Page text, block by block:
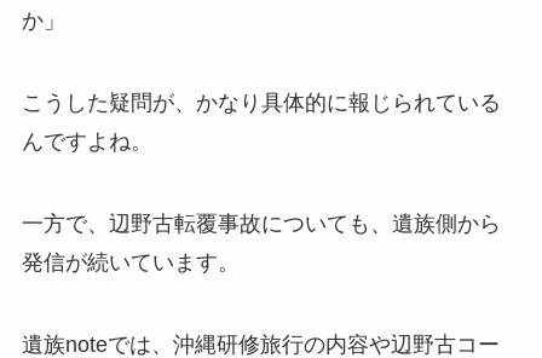
か」
こうした疑問が、かなり具体的に報じられている
んですよね。
一方で、辺野古転覆事故についても、遺族側から
発信が続いています。
遺族noteでは、沖縄研修旅行の内容や辺野古コー